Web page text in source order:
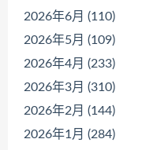
2026年6月 (110)
2026年5月 (109)
2026年4月 (233)
2026年3月 (310)
2026年2月 (144)
2026年1月 (284)